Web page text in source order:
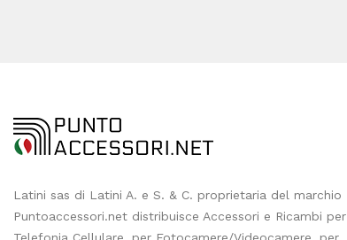
Latini sas di Latini A. e S. & C. proprietaria del marchio
Puntoaccessori.net distribuisce Accessori e Ricambi per